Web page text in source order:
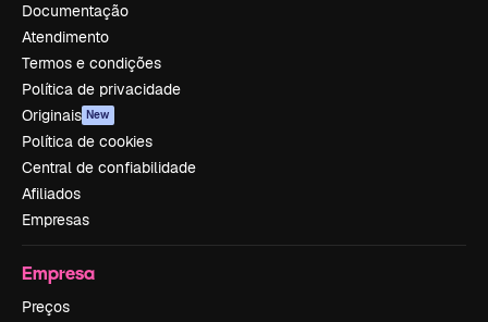
Documentação
Atendimento
Termos e condições
Política de privacidade
Originais New
Política de cookies
Central de confiabilidade
Afiliados
Empresas
Empresa
Preços